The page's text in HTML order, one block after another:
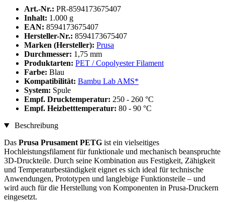
Art.-Nr.: PR-8594173675407
Inhalt: 1.000 g
EAN: 8594173675407
Hersteller-Nr.: 8594173675407
Marken (Hersteller): Prusa
Durchmesser: 1,75 mm
Produktarten: PET / Copolyester Filament
Farbe: Blau
Kompatibilität: Bambu Lab AMS*
System: Spule
Empf. Drucktemperatur: 250 - 260 °C
Empf. Heizbetttemperatur: 80 - 90 °C
Beschreibung
Das Prusa Prusament PETG ist ein vielseitiges
Hochleistungsfilament für funktionale und mechanisch beanspruchte
3D-Druckteile. Durch seine Kombination aus Festigkeit, Zähigkeit
und Temperaturbeständigkeit eignet es sich ideal für technische
Anwendungen, Prototypen und langlebige Funktionsteile – und
wird auch für die Herstellung von Komponenten in Prusa-Druckern
eingesetzt.